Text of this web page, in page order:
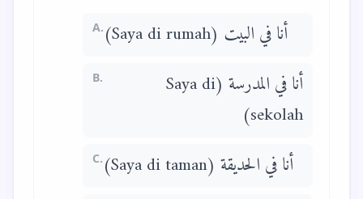
A. أنا في البيت (Saya di rumah)
B.
أنا في المدرسة (Saya di
sekolah)
C. أنا في الحديقة (Saya di taman)